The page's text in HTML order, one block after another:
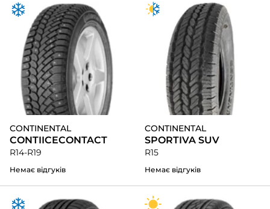
CONTINENTAL
CONTIICECONTACT
R14-R19
Немає відгуків
CONTINENTAL
SPORTIVA SUV
R15
Немає відгуків